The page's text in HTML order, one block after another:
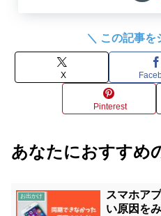
＼ この記事を
X
Pinterest
あなたにおすすめ
お出かけ
スマホア
い原因を